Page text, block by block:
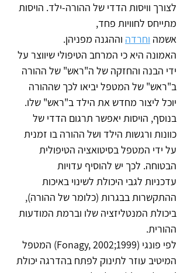
לצורך וויסות הדדי של ההורה-ילד. הויסות
מתייחס לחוויות פחד,
אשמה וחרדה וההגנה מפניהן.
האמונה היא כי המרחב הטיפולי שיווצר על
ידי הבנה והחזקה של ה"ראש" של ההורה
ב"ראש" של המטפל יביאו לכך שההורה
יוכל ליצור מחדש את הילד ב"ראש" שלו.
בנוסף, הויסות יאפשר תרגום הדדי של
כוונות ורגשות הילד ושל ההורה בו זמנית
על ידי המטפל בסיטואציה הטיפולית
הבטוחה. לכך יש להוסיף עדויות
עדכניות לגבי היכולת לשינוי באיכות
ההתקשרות בבגרות (כלומר של ההורה),
ביכולת המנטליזציה שלו וברמת המודעות
ההורית.
לפי פונגי (Fonagy, 2002;1999) המטפל
המיטיב עוזר לתינוק לפתח בהדרגה יכולת